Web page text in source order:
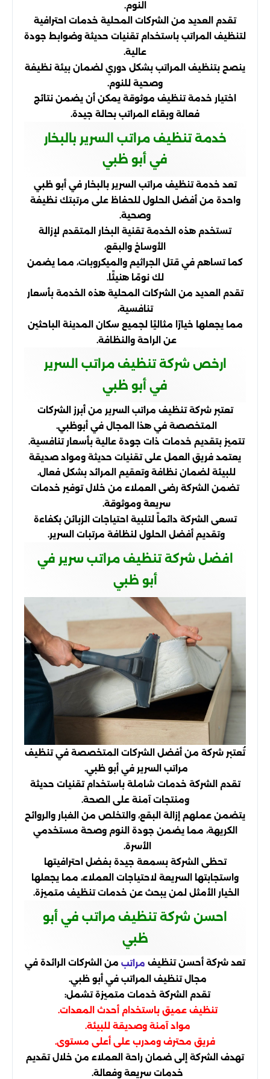
النوم.
تقدم العديد من الشركات المحلية خدمات احترافية
لتنظيف المراتب باستخدام تقنيات حديثة وضوابط جودة
عالية.
ينصح بتنظيف المراتب بشكل دوري لضمان بيئة نظيفة
وصحية للنوم.
اختيار خدمة تنظيف موثوقة يمكن أن يضمن نتائج
فعالة وبقاء المراتب بحالة جيدة.
خدمة تنظيف مراتب السرير بالبخار
في أبو ظبي
تعد خدمة تنظيف مراتب السرير بالبخار في أبو ظبي
واحدة من أفضل الحلول للحفاظ على مرتبتك نظيفة
وصحية.
تستخدم هذه الخدمة تقنية البخار المتقدم لإزالة
الأوساخ والبقع،
كما تساهم في قتل الجراثيم والميكروبات، مما يضمن
لك نومًا هنيئًا.
تقدم العديد من الشركات المحلية هذه الخدمة بأسعار
تنافسية،
مما يجعلها خيارًا مثاليًا لجميع سكان المدينة الباحثين
عن الراحة والنظافة.
ارخص شركة تنظيف مراتب السرير
في أبو ظبي
تعتبر شركة تنظيف مراتب السرير من أبرز الشركات
المتخصصة في هذا المجال في أبوظبي.
تتميز بتقديم خدمات ذات جودة عالية بأسعار تنافسية.
يعتمد فريق العمل على تقنيات حديثة ومواد صديقة
للبيئة لضمان نظافة وتعقيم المرائد بشكل فعال.
تضمن الشركة رضى العملاء من خلال توفير خدمات
سريعة وموثوقة.
تسعى الشركة دائماً لتلبية احتياجات الزبائن بكفاءة
وتقديم أفضل الحلول لنظافة مرتبات السرير.
افضل شركة تنظيف مراتب سرير في
أبو ظبي
تُعتبر شركة من أفضل الشركات المتخصصة في تنظيف
مراتب السرير في أبو ظبي.
تقدم الشركة خدمات شاملة باستخدام تقنيات حديثة
ومنتجات آمنة على الصحة.
يتضمن عملهم إزالة البقع، والتخلص من الغبار والروائح
الكريهة، مما يضمن جودة النوم وصحة مستخدمي
الأسرة.
تحظى الشركة بسمعة جيدة بفضل احترافيتها
واستجابتها السريعة لاحتياجات العملاء، مما يجعلها
الخيار الأمثل لمن يبحث عن خدمات تنظيف متميزة.
احسن شركة تنظيف مراتب في أبو
ظبي
تعد شركة أحسن تنظيف مراتب من الشركات الرائدة في
مجال تنظيف المراتب في أبو ظبي.
تقدم الشركة خدمات متميزة تشمل:
تنظيف عميق باستخدام أحدث المعدات.
مواد آمنة وصديقة للبيئة.
فريق محترف ومدرب على أعلى مستوى.
تهدف الشركة إلى ضمان راحة العملاء من خلال تقديم
خدمات سريعة وفعالة.